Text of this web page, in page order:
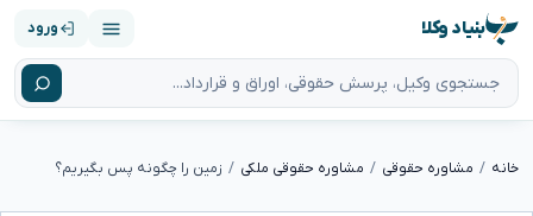
بنیاد وکلا ورود
خانه مشاوره حقوقی مشاوره حقوقی ملکی زمین را چگونه پس بگیریم؟